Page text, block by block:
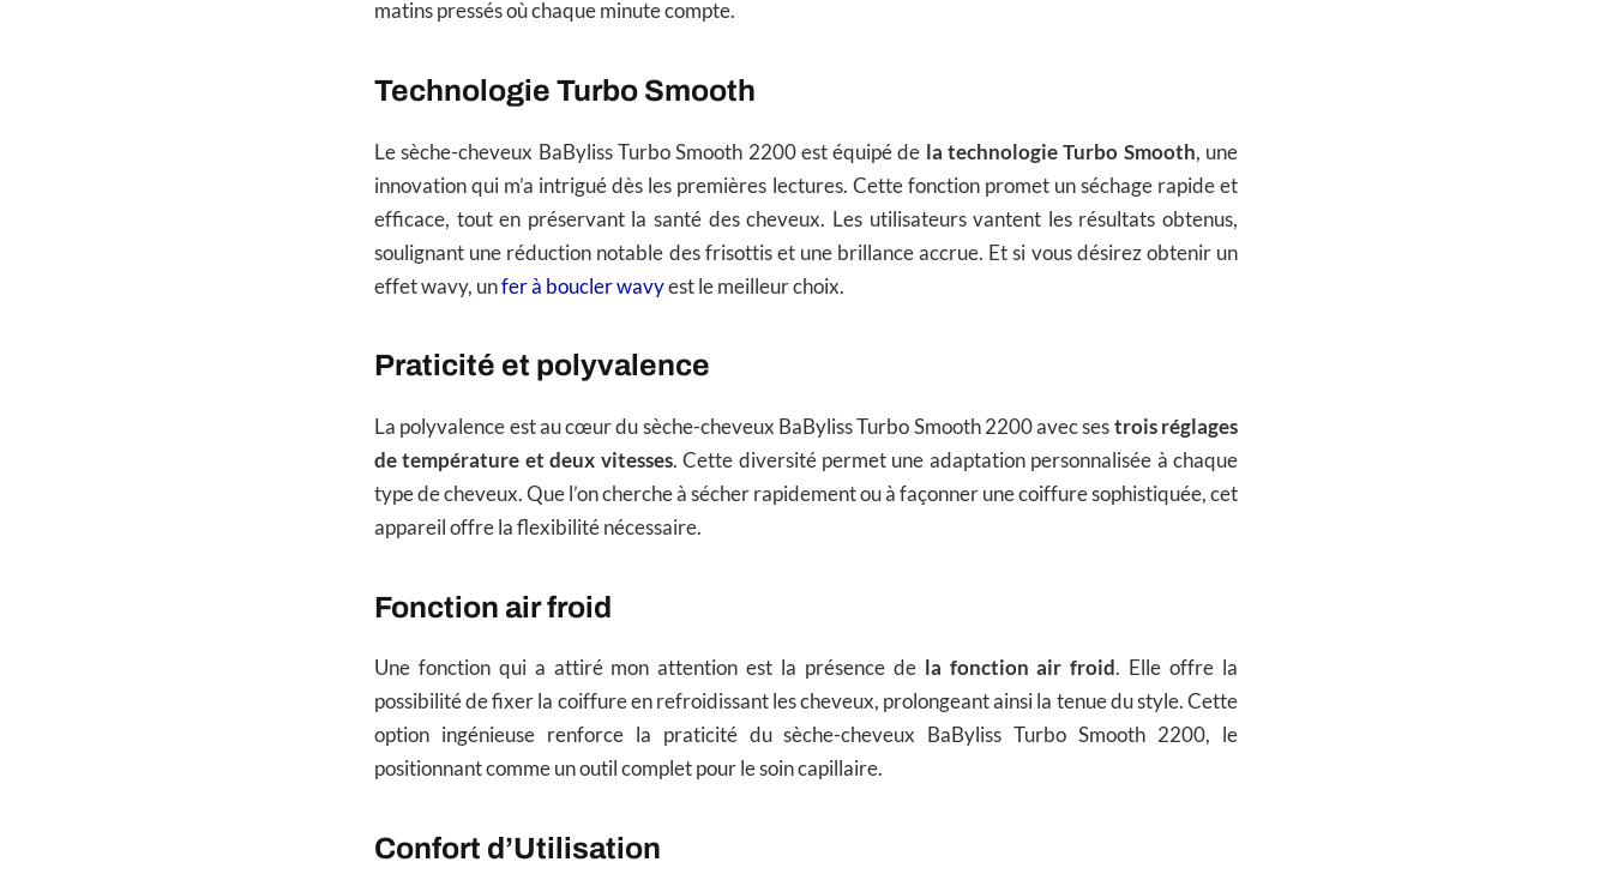
matins pressés où chaque minute compte.
Technologie Turbo Smooth
Le sèche-cheveux BaByliss Turbo Smooth 2200 est équipé de la technologie Turbo Smooth, une
innovation qui m’a intrigué dès les premières lectures. Cette fonction promet un séchage rapide et
efficace, tout en préservant la santé des cheveux. Les utilisateurs vantent les résultats obtenus,
soulignant une réduction notable des frisottis et une brillance accrue. Et si vous désirez obtenir un
effet wavy, unfer à boucler wavyest le meilleur choix.
Praticité et polyvalence
La polyvalence est au cœur du sèche-cheveux BaByliss Turbo Smooth 2200 avec ses trois réglages
de température et deux vitesses. Cette diversité permet une adaptation personnalisée à chaque
type de cheveux. Que l’on cherche à sécher rapidement ou à façonner une coiffure sophistiquée, cet
appareil offre la flexibilité nécessaire.
Fonction air froid
Une fonction qui a attiré mon attention est la présence de la fonction air froid. Elle offre la
possibilité de fixer la coiffure en refroidissant les cheveux, prolongeant ainsi la tenue du style. Cette
option ingénieuse renforce la praticité du sèche-cheveux BaByliss Turbo Smooth 2200, le
positionnant comme un outil complet pour le soin capillaire.
Confort d’Utilisation